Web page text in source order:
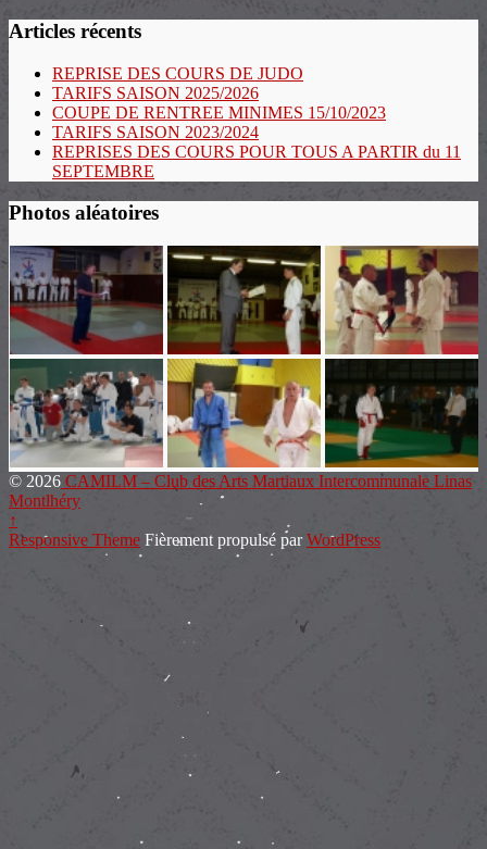
Articles récents
REPRISE DES COURS DE JUDO
TARIFS SAISON 2025/2026
COUPE DE RENTREE MINIMES 15/10/2023
TARIFS SAISON 2023/2024
REPRISES DES COURS POUR TOUS A PARTIR du 11
SEPTEMBRE
Photos aléatoires
© 2026 CAMILM – Club des Arts Martiaux Intercommunale Linas
Montlhéry
↑
Responsive Theme Fièrement propulsé parWordPress